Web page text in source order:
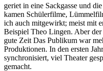
geriet in eine Sackgasse und
kamen Schülerfilme,
ich auch mitgewirkt; meist mit
Beispiel Theo Lingen. Aber
gute Zeit Das Publikum war
Produktionen. In den ersten
synchronisiert, viel Theater
gemacht.